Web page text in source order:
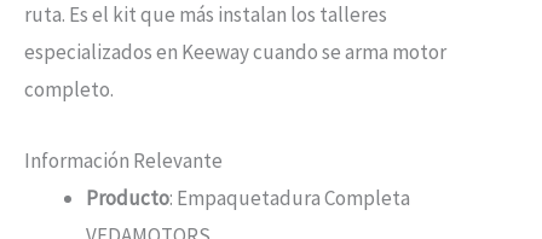
ruta. Es el kit que más instalan los talleres
especializados en Keeway cuando se arma motor
completo.
Información Relevante
Producto: Empaquetadura Completa